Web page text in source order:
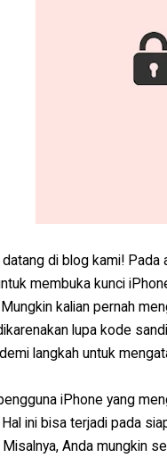
di blog kami! Pada
membuka kunci
kalian pernah
lupa kode
langkah untuk
iPhone yang
ini bisa terjadi pada
Anda mungkin